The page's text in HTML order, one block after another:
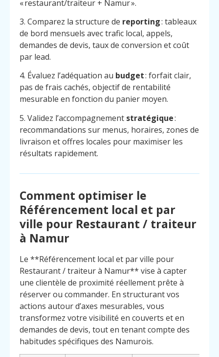
Contact
« restaurant/traiteur + Namur ».
3. Comparez la structure de reporting: tableaux
de bord mensuels avec trafic local, appels,
demandes de devis, taux de conversion et coût
par lead.
4. Évaluez l’adéquation au budget: forfait clair,
pas de frais cachés, objectif de rentabilité
mesurable en fonction du panier moyen.
5. Validez l’accompagnement stratégique:
recommandations sur menus, horaires, zones de
livraison et offres locales pour maximiser les
résultats rapidement.
Comment optimiser le
Référencement local et par
ville pour Restaurant / traiteur
à Namur
Le **Référencement local et par ville pour
Restaurant / traiteur à Namur** vise à capter
une clientèle de proximité réellement prête à
réserver ou commander. En structurant vos
actions autour d’axes mesurables, vous
transformez votre visibilité en couverts et en
demandes de devis, tout en tenant compte des
habitudes spécifiques des Namurois.